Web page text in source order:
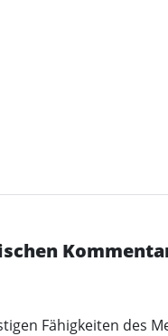
Fähigkeiten des